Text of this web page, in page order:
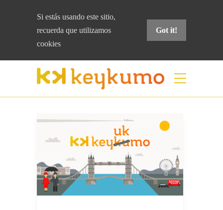
Si estás usando este sitio,
recuerda que utilizamos
cookies
Got it!